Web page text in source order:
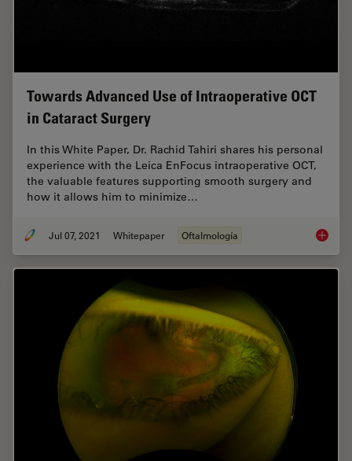
Towards Advanced Use of Intraoperative OCT
in Cataract Surgery
In this White Paper, Dr. Rachid Tahiri shares his personal
experience with the Leica EnFocus intraoperative OCT,
the valuable features supporting smooth surgery and
how it allows him to minimize…
Jul 07, 2021 Whitepaper Oftalmología